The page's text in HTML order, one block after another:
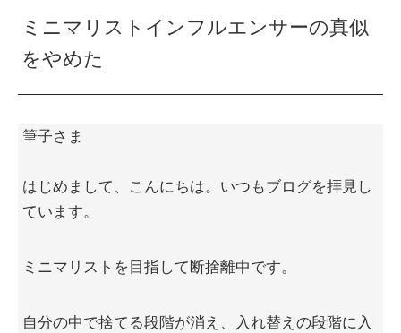
ミニマリストインフルエンサーの真似
をやめた
筆子さま
はじめまして、こんにちは。いつもブログを拝見し
ています。
ミニマリストを目指して断捨離中です。
自分の中で捨てる段階が消え、入れ替えの段階に入